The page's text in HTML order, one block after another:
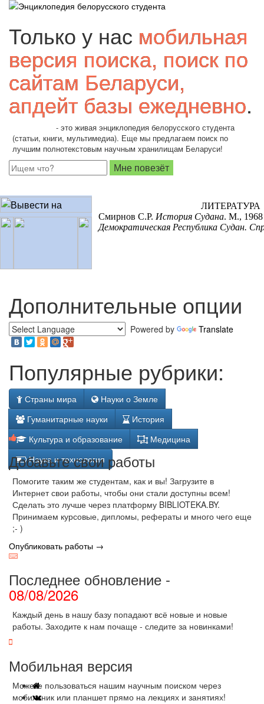
Только у нас мобильная
версия поиска, поиск по
сайтам Беларуси,
апдейт базы ежедневно.
- это живая энциклопедия белорусского студента
(статьи, книги, мультимедиа). Еще мы предлагаем поиск по
лучшим полнотекстовым научным хранилищам Беларуси!
ЛИТЕРАТУРА
Смирнов С.Р. История Судана. М., 1968
Демократическая Республика Судан.
Дополнительные опции
Powered by Translate
Популярные рубрики:
Страны мира
Науки о Земле
Гуманитарные науки
История
Культура и образование
Медицина
Наука и технология
Добавьте свои работы
Помогите таким же студентам, как и вы! Загрузите в
Интернет свои работы, чтобы они стали доступны всем!
Сделать это лучше через платформу BIBLIOTEKA.BY.
Принимаем курсовые, дипломы, рефераты и много чего еще
;- )
Опубликовать работы →
Последнее обновление -
08/08/2026
Каждый день в нашу базу попадают всё новые и новые
работы. Заходите к нам почаще - следите за новинками!
Мобильная версия
Можете пользоваться нашим научным поиском через
мобильник или планшет прямо на лекциях и занятиях!